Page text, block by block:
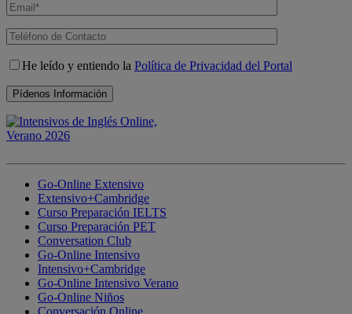
He leído y entiendo la Política de Privacidad del Portal
Go-Online Extensivo
Extensivo+Cambridge
Curso Preparación IELTS
Curso Preparación PET
Conversation Club
Go-Online Intensivo
Intensivo+Cambridge
Go-Online Intensivo Verano
Go-Online Niños
Conversación Online